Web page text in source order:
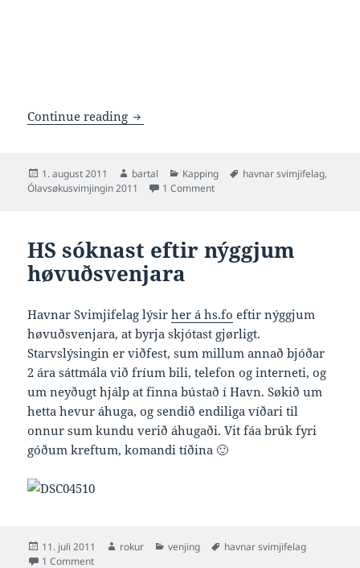
Continue reading Ólavsøkusvimjingin 2011
Posted
on
1. august 2011 Author
bartal Categories
Kapping Tags
havnar svimjifelag,
Ólavsøkusvimjingin 2011
1 Commenton Ólavsøkusvimjingin 2011
HS sóknast eftir nýggjum
høvuðsvenjara
Havnar Svimjifelag lýsirher á hs.fo eftir nýggjum
høvuðsvenjara, at byrja skjótast gjørligt.
Starvslýsingin er viðfest, sum millum annað bjóðar
2 ára sáttmála við fríum bili, telefon og interneti, og
um neyðugt hjálp at finna bústað í Havn. Søkið um
hetta hevur áhuga, og sendið endiliga víðari til
onnur sum kundu verið áhugaði. Vit fáa brúk fyri
góðum kreftum, komandi tíðina 🙂
Posted
on
11. juli 2011 Author
rokur Categories
venjing Tags
havnar svimjifelag
1 Commenton HS sóknast eftir nýggjum høvuðsvenjara